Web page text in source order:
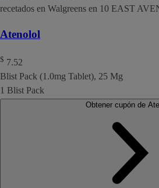
recetados en Walgreens en 10 EAST
Atenolol
$ 7.52
Blist Pack (1.0mg Tablet), 25 Mg
1 Blist Pack